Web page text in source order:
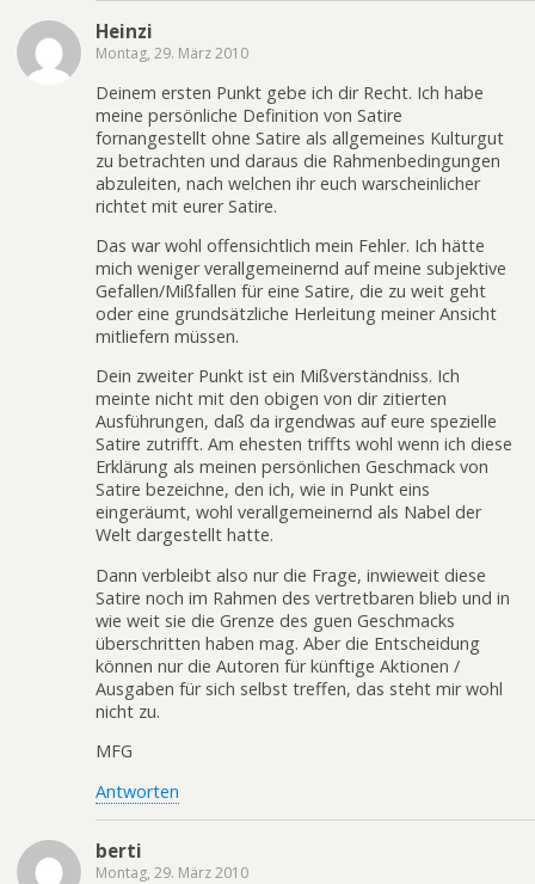
Heinzi
Montag, 29. März 2010
Deinem ersten Punkt gebe ich dir Recht. Ich habe
meine persönliche Definition von Satire
fornangestellt ohne Satire als allgemeines Kulturgut
zu betrachten und daraus die Rahmenbedingungen
abzuleiten, nach welchen ihr euch warscheinlicher
richtet mit eurer Satire.
Das war wohl offensichtlich mein Fehler. Ich hätte
mich weniger verallgemeinernd auf meine subjektive
Gefallen/Mißfallen für eine Satire, die zu weit geht
oder eine grundsätzliche Herleitung meiner Ansicht
mitliefern müssen.
Dein zweiter Punkt ist ein Mißverständniss. Ich
meinte nicht mit den obigen von dir zitierten
Ausführungen, daß da irgendwas auf eure spezielle
Satire zutrifft. Am ehesten triffts wohl wenn ich diese
Erklärung als meinen persönlichen Geschmack von
Satire bezeichne, den ich, wie in Punkt eins
eingeräumt, wohl verallgemeinernd als Nabel der
Welt dargestellt hatte.
Dann verbleibt also nur die Frage, inwieweit diese
Satire noch im Rahmen des vertretbaren blieb und in
wie weit sie die Grenze des guen Geschmacks
überschritten haben mag. Aber die Entscheidung
können nur die Autoren für künftige Aktionen /
Ausgaben für sich selbst treffen, das steht mir wohl
nicht zu.
MFG
Antworten
berti
Montag, 29. März 2010